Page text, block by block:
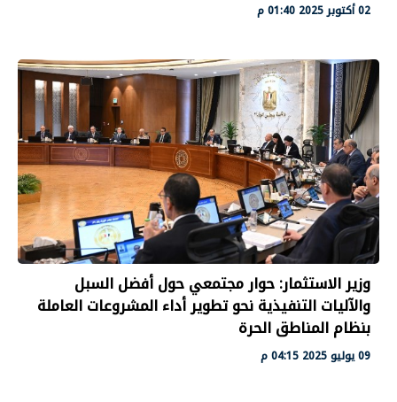
02 أكتوبر 2025 01:40 م
وزير الاستثمار: حوار مجتمعي حول أفضل السبل
والآليات التنفيذية نحو تطوير أداء المشروعات العاملة
بنظام المناطق الحرة
09 يوليو 2025 04:15 م